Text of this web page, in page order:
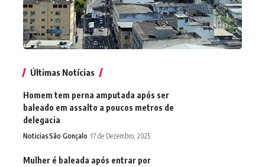
Últimas Notícias
Homem tem perna amputada após ser
baleado em assalto a poucos metros de
delegacia
NoticiasSão Gonçalo 17 de Dezembro, 2025
Mulher é baleada após entrar por